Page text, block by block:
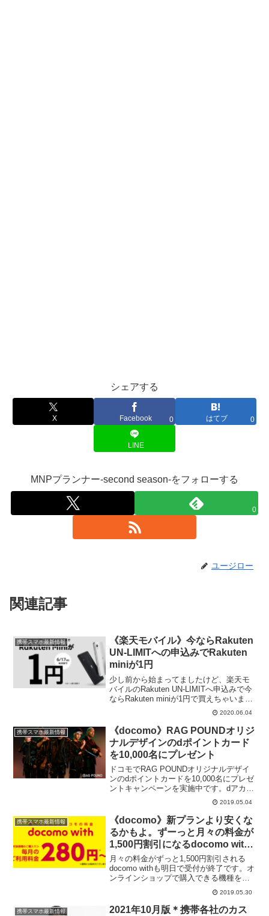
シェアする
X Facebook 0 はてブ 0
LINE
MNPプランナー-second season-をフォローする
0
ユージロー
関連記事
携帯スマホ最新情報
《楽天モバイル》今ならRakuten
UN-LIMITへの申込みでRakuten
miniが1円
少し前から始まってましたけど、楽天モ
バイルのRakuten UN-LIMITへ申込みで今
ならRakuten miniが1円で買えちゃいま
す。3色とも入荷待ちになってるみたいだ
けど、ナイトブラックとクールホワイト
は6月下旬入荷予定。今なら1年...
2020.06.04
携帯スマホ最新情報
《docomo》RAG POUNDオリジ
ナルデザインのdポイントカード
を10,000名にプレゼント
ドコモでRAG POUNDオリジナルデザイ
ンのdポイントカードを10,000名にプレゼ
ントキャンペーンを実施中です。dアカウ
ント取得→dポイントカード利用者情報登
録→下記のサイトからエントリーで応募
完了です。オリジナルdポイントカードプ
レゼ...
2019.05.04
携帯スマホ最新情報
《docomo》新プランより安くな
るかもよ。ずーっと月々の料金が
1,500円割引になるdocomo with
も明日で受付終了だけど、まだ間
に合います！
月々の料金がずっと1,500円割引される
docomo withも明日で受付が終了です。オ
ンラインショップで購入できる機種をま
とめましたので、申込みを検討している
人は急ぎましょーdocomo withって？適用
条件は？対象機種を購入すれば毎月...
2019.05.30
携帯スマホ最新情報
2021年10月版＊携帯各社のカス